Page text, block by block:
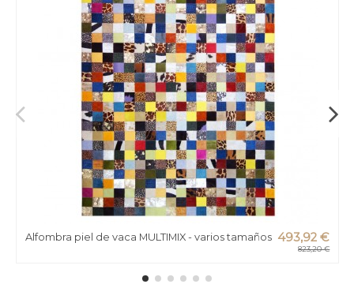
Alfombra piel de vaca MULTIMIX - varios tamaños 493,92 €
823,20 €